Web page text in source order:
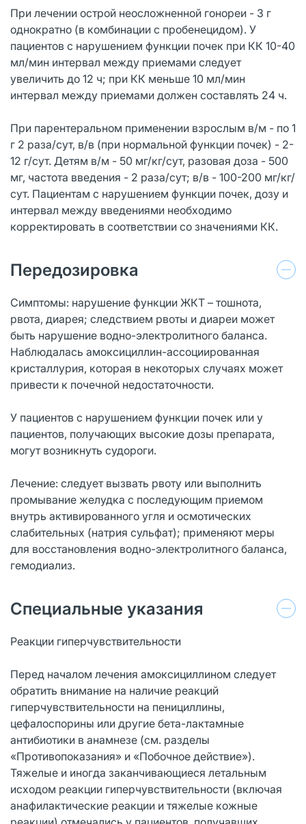
При лечении острой неосложненной гонореи - 3 г
однократно (в комбинации с пробенецидом). У
пациентов с нарушением функции почек при КК 10-40
мл/мин интервал между приемами следует
увеличить до 12 ч; при КК меньше 10 мл/мин
интервал между приемами должен составлять 24 ч.
При парентеральном применении взрослым в/м - по 1
г 2 раза/сут, в/в (при нормальной функции почек) - 2-
12 г/сут. Детям в/м - 50 мг/кг/сут, разовая доза - 500
мг, частота введения - 2 раза/сут; в/в - 100-200 мг/кг/
сут. Пациентам с нарушением функции почек, дозу и
интервал между введениями необходимо
корректировать в соответствии со значениями КК.
Передозировка
Симптомы: нарушение функции ЖКТ – тошнота,
рвота, диарея; следствием рвоты и диареи может
быть нарушение водно-электролитного баланса.
Наблюдалась амоксициллин-ассоциированная
кристаллурия, которая в некоторых случаях может
привести к почечной недостаточности.
У пациентов с нарушением функции почек или у
пациентов, получающих высокие дозы препарата,
могут возникнуть судороги.
Лечение: следует вызвать рвоту или выполнить
промывание желудка с последующим приемом
внутрь активированного угля и осмотических
слабительных (натрия сульфат); применяют меры
для восстановления водно-электролитного баланса,
гемодиализ.
Специальные указания
Реакции гиперчувствительности
Перед началом лечения амоксициллином следует
обратить внимание на наличие реакций
гиперчувствительности на пенициллины,
цефалоспорины или другие бета-лактамные
антибиотики в анамнезе (см. разделы
«Противопоказания» и «Побочное действие»).
Тяжелые и иногда заканчивающиеся летальным
исходом реакции гиперчувствительности (включая
анафилактические реакции и тяжелые кожные